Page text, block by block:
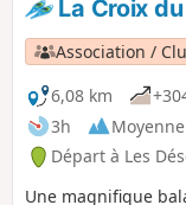
une fois se
sur l'itinéraire. Au
avec une
La Croix
Association /
6,08 km
3h
Moyenne
Départ à Les
Une magnifique